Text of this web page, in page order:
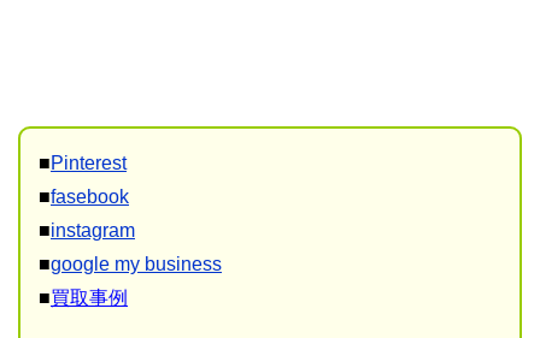
■Pinterest
■fasebook
■instagram
■google my business
■買取事例